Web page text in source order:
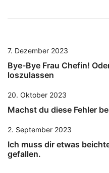
7. Dezember 2023
Bye-Bye Frau Chefin!
loszulassen
20. Oktober 2023
Machst du diese Fehler
2. September 2023
Ich muss dir etwas
gefallen.